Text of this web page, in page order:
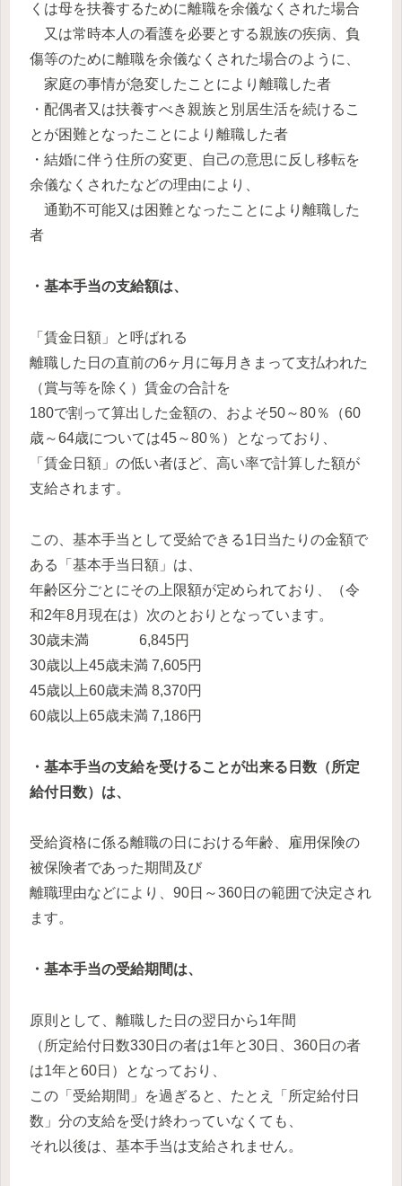
くは母を扶養するために離職を余儀なくされた場合
又は常時本人の看護を必要とする親族の疾病、負
傷等のために離職を余儀なくされた場合のように、
家庭の事情が急変したことにより離職した者
・配偶者又は扶養すべき親族と別居生活を続けるこ
とが困難となったことにより離職した者
・結婚に伴う住所の変更、自己の意思に反し移転を
余儀なくされたなどの理由により、
通勤不可能又は困難となったことにより離職した
者
・基本手当の支給額は、
「賃金日額」と呼ばれる
離職した日の直前の6ヶ月に毎月きまって支払われた
（賞与等を除く）賃金の合計を
180で割って算出した金額の、およそ50～80％（60
歳～64歳については45～80％）となっており、
「賃金日額」の低い者ほど、高い率で計算した額が
支給されます。
この、基本手当として受給できる1日当たりの金額で
ある「基本手当日額」は、
年齢区分ごとにその上限額が定められており、（令
和2年8月現在は）次のとおりとなっています。
30歳未満 6,845円
30歳以上45歳未満 7,605円
45歳以上60歳未満 8,370円
60歳以上65歳未満 7,186円
・基本手当の支給を受けることが出来る日数（所定
給付日数）は、
受給資格に係る離職の日における年齢、雇用保険の
被保険者であった期間及び
離職理由などにより、90日～360日の範囲で決定され
ます。
・基本手当の受給期間は、
原則として、離職した日の翌日から1年間
（所定給付日数330日の者は1年と30日、360日の者
は1年と60日）となっており、
この「受給期間」を過ぎると、たとえ「所定給付日
数」分の支給を受け終わっていなくても、
それ以後は、基本手当は支給されません。